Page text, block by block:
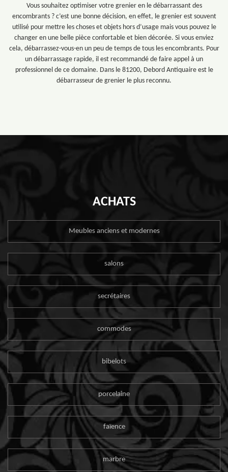
Vous souhaitez optimiser votre grenier en le débarrassant des
encombrants ? c’est une bonne décision, en effet, le grenier est souvent
utilisé pour mettre les choses et objets hors d’usage mais vous pouvez le
changer en une belle pièce confortable et bien décorée. Si vous enviez
cela, débarrassez-vous-en un peu de temps de tous les encombrants. Pour
un débarrassage rapide, il est recommandé de faire appel à un
professionnel de ce domaine. Dans le 81200, Debord Antiquaire est le
débarrasseur de grenier le plus reconnu.
ACHATS
Meubles anciens et modernes
salons
secrétaires
commodes
bibelots
porcelaine
faïence
marbre